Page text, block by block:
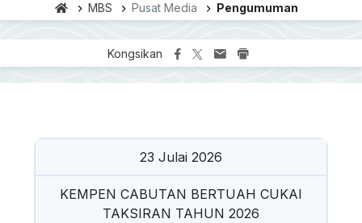
MBS Pusat Media Pengumuman
Kongsikan
23 Julai 2026
KEMPEN CABUTAN BERTUAH CUKAI
TAKSIRAN TAHUN 2026